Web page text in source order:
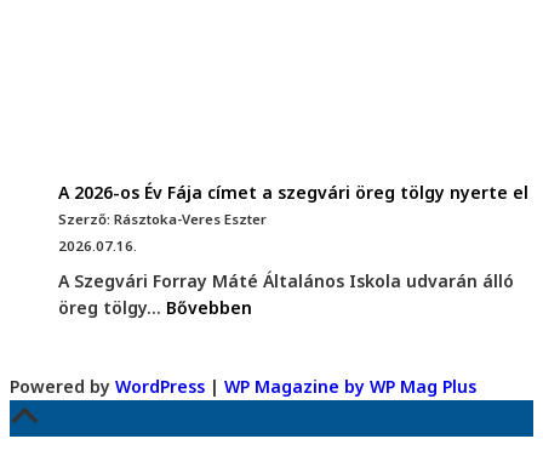
A 2026-os Év Fája címet a szegvári öreg tölgy nyerte el
Szerző: Rásztoka-Veres Eszter
2026.07.16.
A Szegvári Forray Máté Általános Iskola udvarán álló
öreg tölgy... Bővebben
Powered by WordPress | WP Magazine by WP Mag Plus